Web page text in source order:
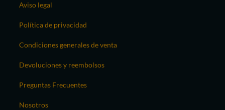
Aviso legal
Política de privacidad
Condiciones generales de venta
Devoluciones y reembolsos
Preguntas Frecuentes
Nosotros